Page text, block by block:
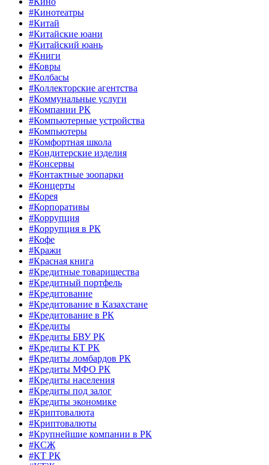
#Кинотеатры
#Китай
#Китайские юани
#Китайский юань
#Книги
#Ковры
#Колбасы
#Коллекторские агентства
#Коммунальные услуги
#Компании РК
#Компьютерные устройства
#Компьютеры
#Комфортная школа
#Кондитерские изделия
#Консервы
#Контактные зоопарки
#Концерты
#Корея
#Корпоративы
#Коррупция
#Коррупция в РК
#Кофе
#Кражи
#Красная книга
#Кредитные товарищества
#Кредитный портфель
#Кредитование
#Кредитование в Казахстане
#Кредитование в РК
#Кредиты
#Кредиты БВУ РК
#Кредиты КТ РК
#Кредиты ломбардов РК
#Кредиты МФО РК
#Кредиты населения
#Кредиты под залог
#Кредиты экономике
#Криптовалюта
#Криптовалюты
#Крупнейшие компании в РК
#КСЖ
#КТ РК